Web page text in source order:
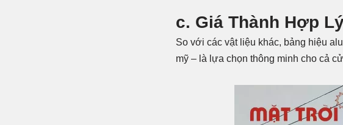
c. Giá Thành Hợp
So với các vật liệu khác, bảng hiệu
mỹ – là lựa chọn thông minh cho cả